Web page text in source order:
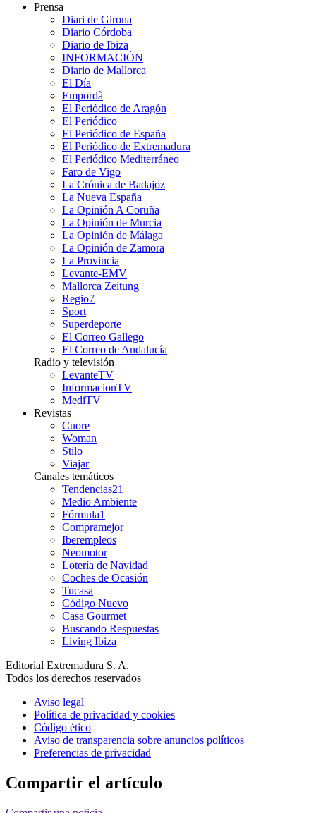
Prensa
Diari de Girona
Diario Córdoba
Diario de Ibiza
INFORMACIÓN
Diario de Mallorca
El Día
Empordà
El Periódico de Aragón
El Periódico
El Periódico de España
El Periódico de Extremadura
El Periódico Mediterráneo
Faro de Vigo
La Crónica de Badajoz
La Nueva España
La Opinión A Coruña
La Opinión de Murcia
La Opinión de Málaga
La Opinión de Zamora
La Provincia
Levante-EMV
Mallorca Zeitung
Regio7
Sport
Superdeporte
El Correo Gallego
El Correo de Andalucía
Radio y televisión
LevanteTV
InformacionTV
MediTV
Revistas
Cuore
Woman
Stilo
Viajar
Canales temáticos
Tendencias21
Medio Ambiente
Fórmula1
Compramejor
Iberempleos
Neomotor
Lotería de Navidad
Coches de Ocasión
Tucasa
Código Nuevo
Casa Gourmet
Buscando Respuestas
Living Ibiza
Editorial Extremadura S. A.
Todos los derechos reservados
Aviso legal
Política de privacidad y cookies
Código ético
Aviso de transparencia sobre anuncios políticos
Preferencias de privacidad
Compartir el artículo